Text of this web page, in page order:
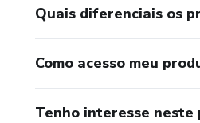
Quais diferenciais os
Como acesso meu
Tenho interesse neste